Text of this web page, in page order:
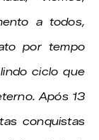
a todos,
por tempo
ciclo que
Após 13
conquistas